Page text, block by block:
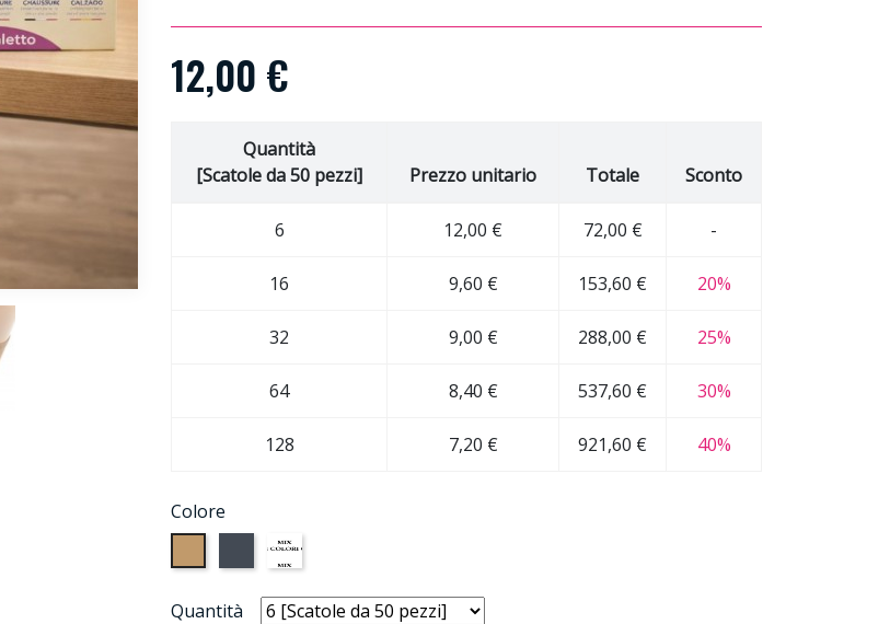
12,00 €
Quantità
[Scatole da 50 pezzi]
Prezzo unitario Totale Sconto
6 12,00 € 72,00 € -
16 9,60 € 153,60 € 20%
32 9,00 € 288,00 € 25%
64 8,40 € 537,60 € 30%
128 7,20 € 921,60 € 40%
Colore
Nudo
Multicolore
Quantità